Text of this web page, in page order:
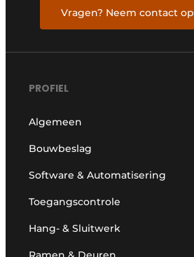
Vragen? Neem contact op
PROFIEL
Algemeen
Bouwbeslag
Software & Automatisering
Toegangscontrole
Hang- & Sluitwerk